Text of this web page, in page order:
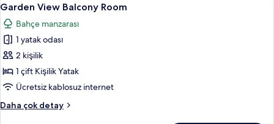
fazla
detay
View
Balcony
Room
için
tüm
fotoğrafları
5
Garden View Balcony Room
Bahçe manzarası
1 yatak odası
2 kişilik
1 çift Kişilik Yatak
Ücretsiz kablosuz internet
Daha çok detay
Garden